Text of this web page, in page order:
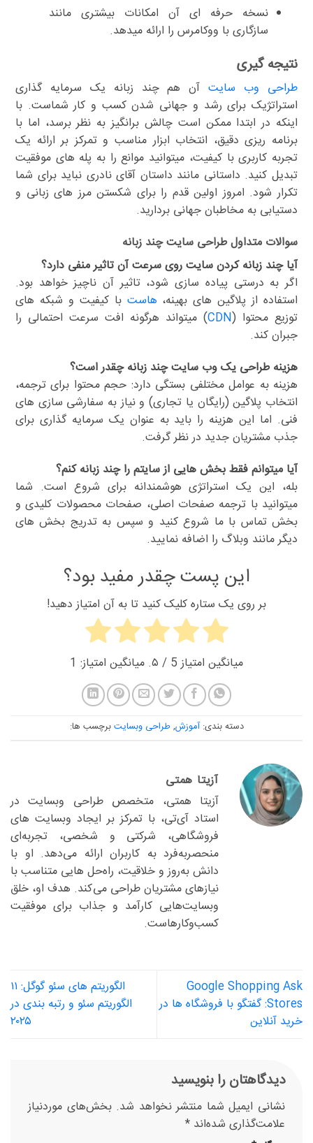
نسخه حرفه ای آن امکانات بیشتری مانند
سازگاری با ووکامرس را ارائه میدهد.
نتیجه گیری
طراحی وب سایتآن هم چند زبانه یک سرمایه گذاری
استراتژیک برای رشد و جهانی شدن کسب و کار شماست. با
اینکه در ابتدا ممکن است چالش برانگیز به نظر برسد، اما با
برنامه ریزی دقیق، انتخاب ابزار مناسب و تمرکز بر ارائه یک
تجربه کاربری با کیفیت، میتوانید موانع را به پله های موفقیت
تبدیل کنید. داستانی مانند داستان آقای نادری نباید برای شما
تکرار شود. امروز اولین قدم را برای شکستن مرز های زبانی و
دستیابی به مخاطبان جهانی بردارید.
سوالات متداولطراحی سایت چند زبانه
آیا چند زبانه کردن سایت روی سرعت آن تاثیر منفی دارد؟
اگر به درستی پیاده سازی شود، تاثیر آن ناچیز خواهد بود.
استفاده از پلاگین های بهینه، هاست با کیفیت و شبکه های
توزیع محتوا (CDN) میتواند هرگونه افت سرعت احتمالی را
جبران کند.
هزینه طراحی یک وب سایت چند زبانه چقدر است؟
هزینه به عوامل مختلفی بستگی دارد: حجم محتوا برای ترجمه،
انتخاب پلاگین (رایگان یا تجاری) و نیاز به سفارشی سازی های
فنی. اما این هزینه را باید به عنوان یک سرمایه گذاری برای
جذب مشتریان جدید در نظر گرفت.
آیا میتوانم فقط بخش هایی از سایتم را چند زبانه کنم؟
بله، این یک استراتژی هوشمندانه برای شروع است. شما
میتوانید با ترجمه صفحات اصلی، صفحات محصولات کلیدی و
بخش تماس با ما شروع کنید و سپس به تدریج بخش های
دیگر مانند وبلاگ را اضافه نمایید.
این پست چقدر مفید بود؟
بر روی یک ستاره کلیک کنید تا به آن امتیاز دهید!
میانگین امتیاز5 / ۵. میانگین امتیاز: 1
دسته بندی:آموزش, طراحی وبسایتبرچسب ها:
آزیتا همتی
آزیتا همتی، متخصص طراحی وبسایت در
استاد آی‌تی، با تمرکز بر ایجاد وبسایت های
فروشگاهی، شرکتی و شخصی، تجربه‌ای
منحصربه‌فرد به کاربران ارائه می‌دهد. او با
دانش به‌روز و خلاقیت، راه‌حل هایی متناسب با
نیازهای مشتریان طراحی می‌کند. هدف او، خلق
وبسایت‌هایی کارآمد و جذاب برای موفقیت
کسب‌وکارهاست.
Google Shopping Ask
Stores: گفتگو با فروشگاه ها در
خرید آنلاین
الگوریتم های سئو گوگل: ۱۱
الگوریتم سئو و رتبه بندی در
۲۰۲۵
دیدگاهتان را بنویسید
نشانی ایمیل شما منتشر نخواهد شد. بخش‌های موردنیاز
علامت‌گذاری شده‌اند *